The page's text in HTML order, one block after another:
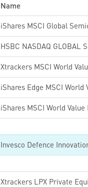
Name
Xtrackers MSCI World
Invesco Defence
Xtrackers LPX Private